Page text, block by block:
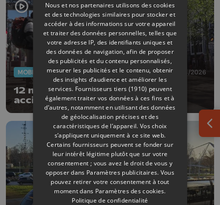
MOBILITÉ 27/04/2026
12 millions de voyageurs, 52
accidents... Un an de tram en
chiffres
Nous et nos partenaires utilisons des cookies
et des technologies similaires pour stocker et
accéder à des informations sur votre appareil
et traiter des données personnelles, telles que
votre adresse IP, des identifiants uniques et
des données de navigation, afin de proposer
des publicités et du contenu personnalisés,
mesurer les publicités et le contenu, obtenir
des insights d’audience et améliorer les
services. Fournisseurs tiers (1910) peuvent
également traiter vos données à ces fins et à
d’autres, notamment en utilisant des données
de géolocalisation précises et des
caractéristiques de l’appareil. Vos choix
s’appliquent uniquement à ce site web.
Certains fournisseurs peuvent se fonder sur
leur intérêt légitime plutôt que sur votre
consentement ; vous avez le droit de vous y
opposer dans Paramètres publicitaires. Vous
pouvez retirer votre consentement à tout
moment dans Paramètres des cookies.
Politique de confidentialité